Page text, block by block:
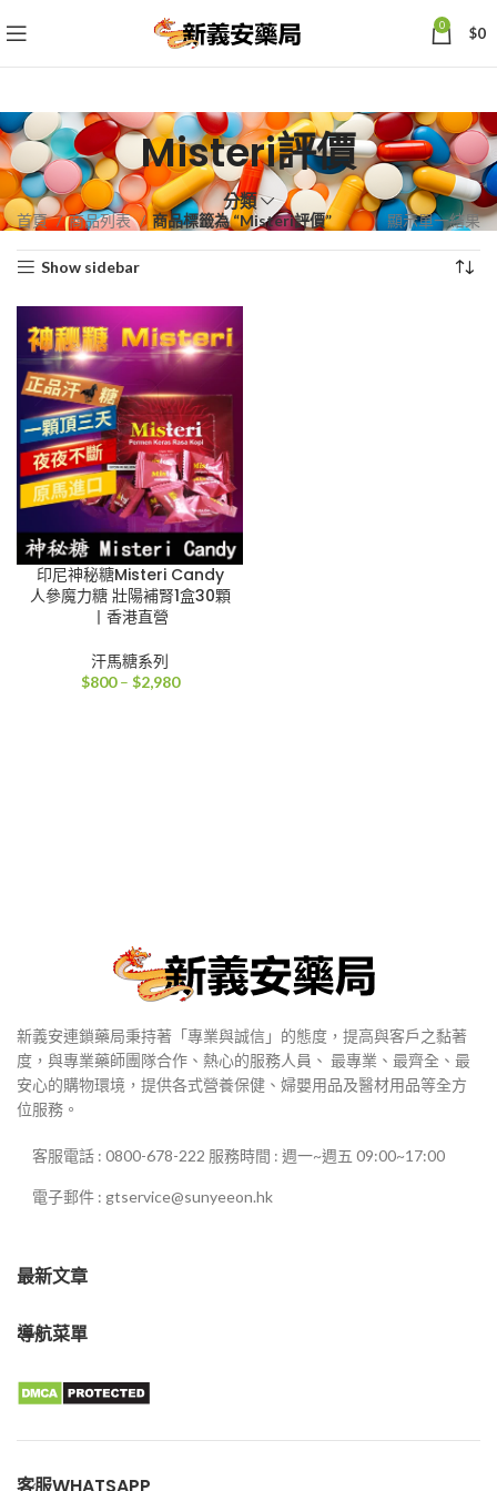
0 $0
Misteri評價
分類
首頁 商品列表 商品標籤為 “Misteri評價” 顯示單一結果
Show sidebar
印尼神秘糖Misteri Candy
人參魔力糖 壯陽補腎1盒30顆
丨香港直營
汗馬糖系列
$800 – $2,980價
新義安連鎖藥局秉持著「專業與誠信」的態度，提高與客戶之黏著
度，與專業藥師團隊合作、熱心的服務人員、 最專業、最齊全、最
安心的購物環境，提供各式營養保健、婦嬰用品及醫材用品等全方
位服務。
客服電話 : 0800-678-222 服務時間 : 週一~週五 09:00~17:00
電子郵件 : gtservice@sunyeeon.hk
最新文章
導航菜單